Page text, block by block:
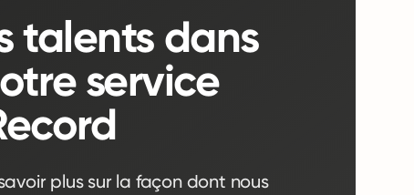
talents dans
service
plus sur la façon dont nous